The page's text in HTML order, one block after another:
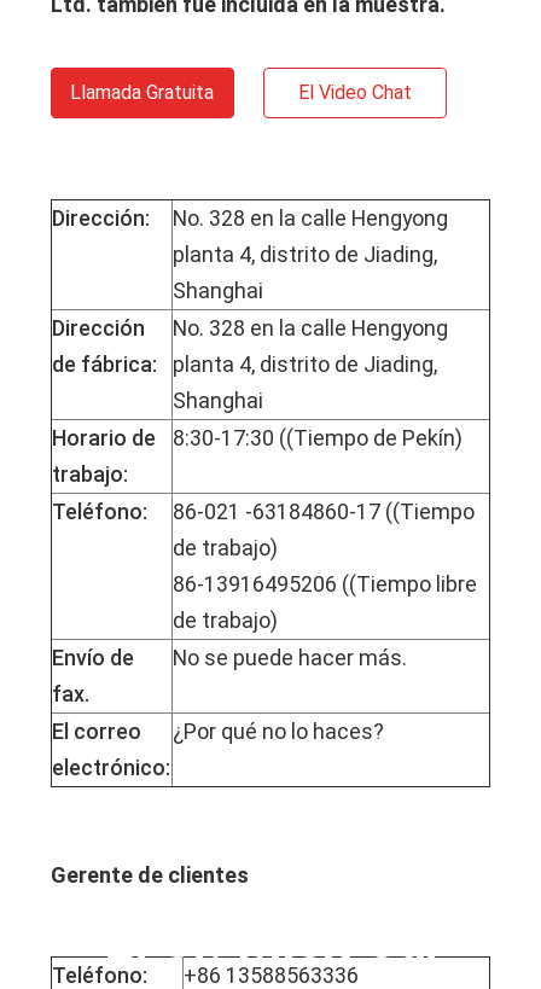
Llamada Gratuita El Video Chat
Dirección:
No. 328 en la calle Hengyong
planta 4, distrito de Jiading,
Shanghai
Dirección
de fábrica:
No. 328 en la calle Hengyong
planta 4, distrito de Jiading,
Shanghai
Horario de
trabajo:
8:30-17:30 ((Tiempo de Pekín)
Teléfono:
86-021 -63184860-17 ((Tiempo
de trabajo)
86-13916495206 ((Tiempo libre
de trabajo)
Envío de
fax.
No se puede hacer más.
El correo
electrónico:
¿Por qué no lo haces?
Gerente de clientes
Teléfono:
+86 13588563336